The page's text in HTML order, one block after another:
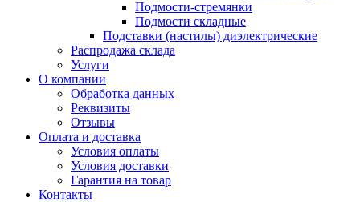
Подмости-стремянки
Подмости складные
Подставки (настилы) диэлектрические
Распродажа склада
Услуги
О компании
Обработка данных
Реквизиты
Отзывы
Оплата и доставка
Условия оплаты
Условия доставки
Гарантия на товар
Контакты